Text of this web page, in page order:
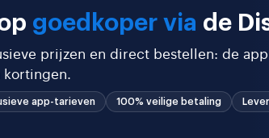
goedkoper via de
prijzen en direct bestellen: de
kortingen.
app-tarieven 100% veilige betaling